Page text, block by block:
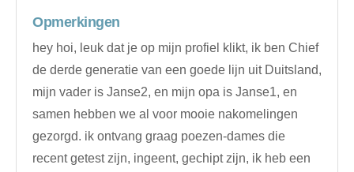
Opmerkingen
hey hoi, leuk dat je op mijn profiel klikt, ik ben Chief
de derde generatie van een goede lijn uit Duitsland,
mijn vader is Janse2, en mijn opa is Janse1, en
samen hebben we al voor mooie nakomelingen
gezorgd. ik ontvang graag poezen-dames die
recent getest zijn, ingeent, gechipt zijn, ik heb een